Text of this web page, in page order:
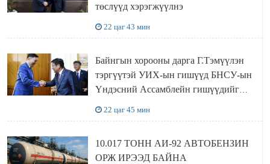
төслүүд хэрэгжүүлнэ
22 цаг 43 мин
Байнгын хорооны дарга Г.Тэмүүлэн
тэргүүтэй УИХ-ын гишүүд БНСУ-ын
Үндэсний Ассамблейн гишүүдийг
22 цаг 45 мин
10.017 ТОНН АИ-92 АВТОБЕНЗИН
ОРЖ ИРЭЭД БАЙНА